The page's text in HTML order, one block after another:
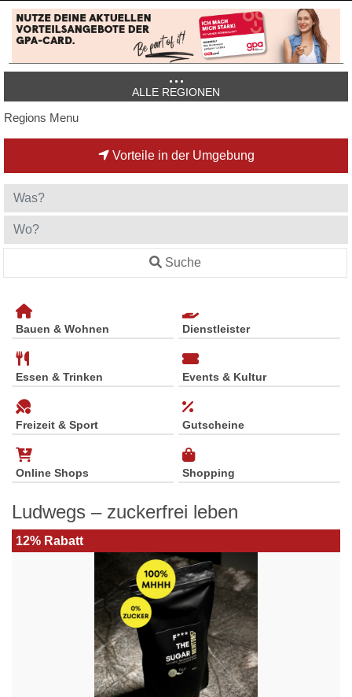
ALLE REGIONEN
Regions Menu
Vorteile in der Umgebung
Suche
Bauen & Wohnen Dienstleister
Essen & Trinken Events & Kultur
Freizeit & Sport Gutscheine
Online Shops Shopping
Ludwegs – zuckerfrei leben
12% Rabatt